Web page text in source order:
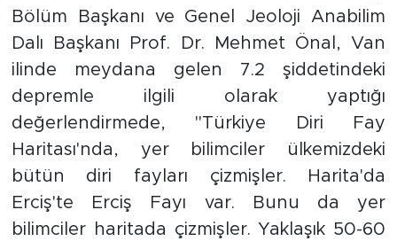
Bölüm Başkanı ve Genel Jeoloji Anabilim
Dalı Başkanı Prof. Dr. Mehmet Önal, Van
ilinde meydana gelen 7.2 şiddetindeki
depremle ilgili olarak yaptığı
değerlendirmede, "Türkiye Diri Fay
Haritası'nda, yer bilimciler ülkemizdeki
bütün diri fayları çizmişler. Harita'da
Erciş'te Erciş Fayı var. Bunu da yer
bilimciler haritada çizmişler. Yaklaşık 50-60
Yazıhan
Kuluncak
Yeşilyurt
Akçadağ
Doğanyol